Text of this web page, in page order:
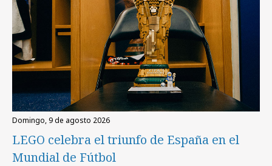
domingo, 9 de agosto 2026
LEGO celebra el triunfo de España en el
Mundial de Fútbol